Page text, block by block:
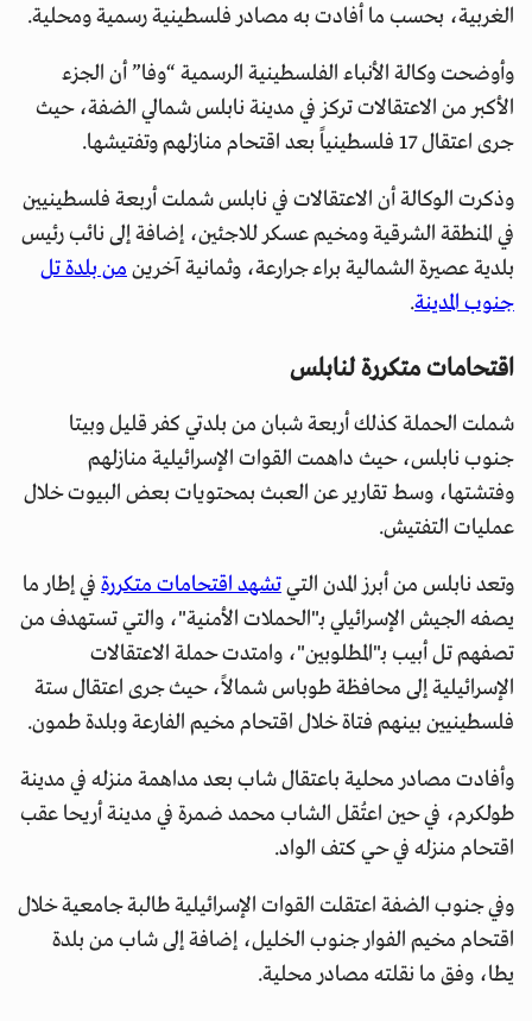
الغربية، بحسب ما أفادت به مصادر فلسطينية رسمية ومحلية.
وأوضحت وكالة الأنباء الفلسطينية الرسمية “وفا” أن الجزء
الأكبر من الاعتقالات تركز في مدينة نابلس شمالي الضفة، حيث
جرى اعتقال 17 فلسطينياً بعد اقتحام منازلهم وتفتيشها.
وذكرت الوكالة أن الاعتقالات في نابلس شملت أربعة فلسطينيين
في المنطقة الشرقية ومخيم عسكر للاجئين، إضافة إلى نائب رئيس
بلدية عصيرة الشمالية براء جرارعة، وثمانية آخرينمن بلدة تل
جنوب المدينة.
اقتحامات متكررة لنابلس
شملت الحملة كذلك أربعة شبان من بلدتي كفر قليل وبيتا
جنوب نابلس، حيث داهمت القوات الإسرائيلية منازلهم
وفتشتها، وسط تقارير عن العبث بمحتويات بعض البيوت خلال
عمليات التفتيش.
وتعد نابلس من أبرز المدن التيتشهد اقتحامات متكررة في إطار ما
يصفه الجيش الإسرائيلي بـ"الحملات الأمنية"، والتي تستهدف من
تصفهم تل أبيب بـ"المطلوبين"، وامتدت حملة الاعتقالات
الإسرائيلية إلى محافظة طوباس شمالاً، حيث جرى اعتقال ستة
فلسطينيين بينهم فتاة خلال اقتحام مخيم الفارعة وبلدة طمون.
وأفادت مصادر محلية باعتقال شاب بعد مداهمة منزله في مدينة
طولكرم، في حين اعتُقل الشاب محمد ضمرة في مدينة أريحا عقب
اقتحام منزله في حي كتف الواد.
وفي جنوب الضفة اعتقلت القوات الإسرائيلية طالبة جامعية خلال
اقتحام مخيم الفوار جنوب الخليل، إضافة إلى شاب من بلدة
يطا، وفق ما نقلته مصادر محلية.